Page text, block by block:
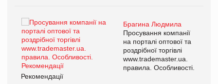
Брагина Людмила
Просування компанії
на порталі оптової та
роздрібної торгівлі
www.trademaster.ua.
правила. Особливості.
Рекомендації